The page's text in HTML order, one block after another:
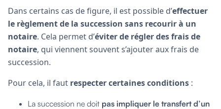
Dans certains cas de figure, il est possible d’effectuer
le règlement de la succession sans recourir à un
notaire. Cela permet d’éviter de régler des frais de
notaire, qui viennent souvent s’ajouter aux frais de
succession.
Pour cela, il faut respecter certaines conditions :
La succession ne doit pas impliquer le transfert d’un